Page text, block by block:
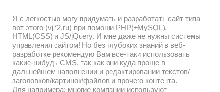
Я с легкостью могу придумать и разработать сайт типа
вот этого (vj72.ru) при помощи PHP(±MySQL),
HTML(CSS) и JS/jQuery. И мне даже не нужны системы
управления сайтом! Но без глубоких знаний в веб-
разработке рекомендую Вам все-таки использовать
какие-нибудь CMS, так как они куда проще в
дальнейшем наполнении и редактировании текстов/
заголовков/картинок/файлов и прочего контента.
Для напримера: многие компании используют